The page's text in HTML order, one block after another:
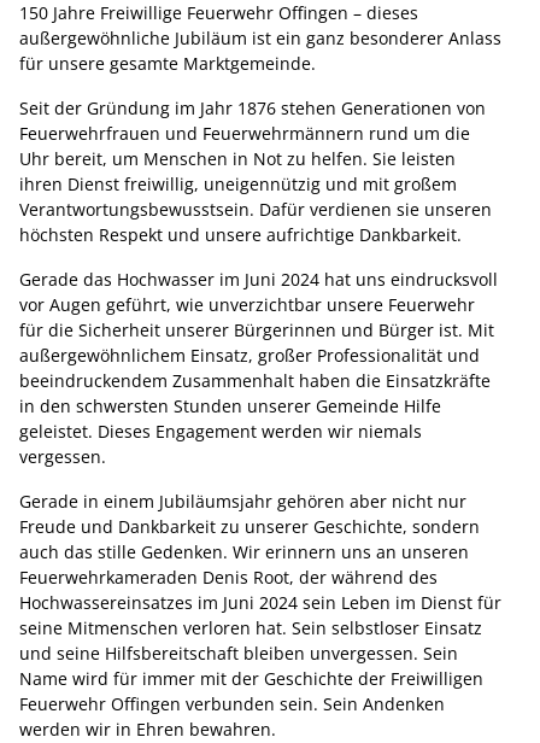
150 Jahre Freiwillige Feuerwehr Offingen – dieses
außergewöhnliche Jubiläum ist ein ganz besonderer Anlass
für unsere gesamte Marktgemeinde.
Seit der Gründung im Jahr 1876 stehen Generationen von
Feuerwehrfrauen und Feuerwehrmännern rund um die
Uhr bereit, um Menschen in Not zu helfen. Sie leisten
ihren Dienst freiwillig, uneigennützig und mit großem
Verantwortungsbewusstsein. Dafür verdienen sie unseren
höchsten Respekt und unsere aufrichtige Dankbarkeit.
Gerade das Hochwasser im Juni 2024 hat uns eindrucksvoll
vor Augen geführt, wie unverzichtbar unsere Feuerwehr
für die Sicherheit unserer Bürgerinnen und Bürger ist. Mit
außergewöhnlichem Einsatz, großer Professionalität und
beeindruckendem Zusammenhalt haben die Einsatzkräfte
in den schwersten Stunden unserer Gemeinde Hilfe
geleistet. Dieses Engagement werden wir niemals
vergessen.
Gerade in einem Jubiläumsjahr gehören aber nicht nur
Freude und Dankbarkeit zu unserer Geschichte, sondern
auch das stille Gedenken. Wir erinnern uns an unseren
Feuerwehrkameraden Denis Root, der während des
Hochwassereinsatzes im Juni 2024 sein Leben im Dienst für
seine Mitmenschen verloren hat. Sein selbstloser Einsatz
und seine Hilfsbereitschaft bleiben unvergessen. Sein
Name wird für immer mit der Geschichte der Freiwilligen
Feuerwehr Offingen verbunden sein. Sein Andenken
werden wir in Ehren bewahren.